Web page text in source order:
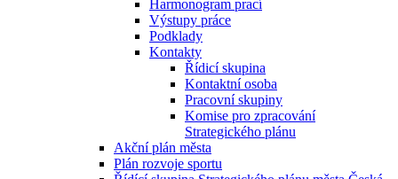
Harmonogram prací
Výstupy práce
Podklady
Kontakty
Řídicí skupina
Kontaktní osoba
Pracovní skupiny
Komise pro zpracování
Strategického plánu
Akční plán města
Plán rozvoje sportu